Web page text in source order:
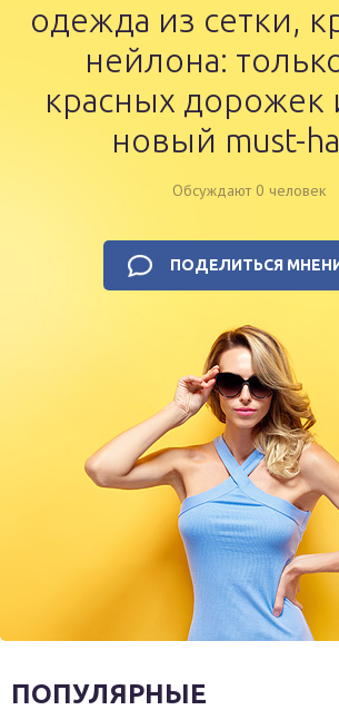
одежда из сетки,
нейлона:
красных дорожек
новый must-
Обсуждают 0 человек
ПОДЕЛИТЬСЯ
ПОПУЛЯРНЫЕ